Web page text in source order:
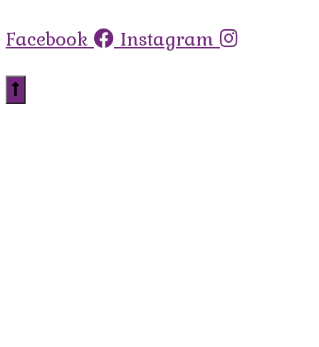
Facebook Instagram